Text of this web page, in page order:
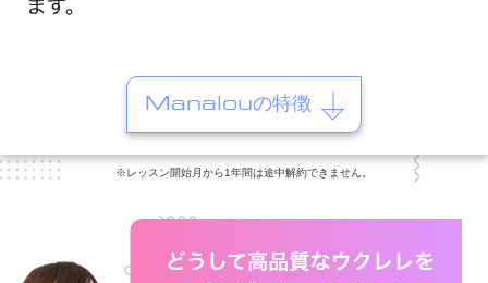
Manalouの特徴
※レッスン開始月から1年間は途中解約できません。